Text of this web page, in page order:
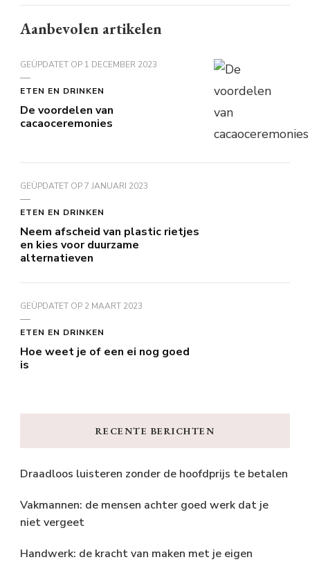
Aanbevolen artikelen
GEÜPDATET OP 1 DECEMBER 2023
ETEN EN DRINKEN
De voordelen van
cacaoceremonies
GEÜPDATET OP7 JANUARI 2023
ETEN EN DRINKEN
Neem afscheid van plastic rietjes
en kies voor duurzame
alternatieven
GEÜPDATET OP 2 MAART 2023
ETEN EN DRINKEN
Hoe weet je of een ei nog goed
is
RECENTE BERICHTEN
Draadloos luisteren zonder de hoofdprijs te betalen
Vakmannen: de mensen achter goed werk dat je
niet vergeet
Handwerk: de kracht van maken met je eigen